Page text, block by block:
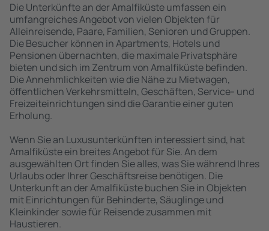
Die Unterkünfte an der Amalfiküste umfassen ein
umfangreiches Angebot von vielen Objekten für
Alleinreisende, Paare, Familien, Senioren und Gruppen.
Die Besucher können in Apartments, Hotels und
Pensionen übernachten, die maximale Privatsphäre
bieten und sich im Zentrum von Amalfiküste befinden.
Die Annehmlichkeiten wie die Nähe zu Mietwagen,
öffentlichen Verkehrsmitteln, Geschäften, Service- und
Freizeiteinrichtungen sind die Garantie einer guten
Erholung.
Wenn Sie an Luxusunterkünften interessiert sind, hat
Amalfiküste ein breites Angebot für Sie. An dem
ausgewählten Ort finden Sie alles, was Sie während Ihres
Urlaubs oder Ihrer Geschäftsreise benötigen. Die
Unterkunft an der Amalfiküste buchen Sie in Objekten
mit Einrichtungen für Behinderte, Säuglinge und
Kleinkinder sowie für Reisende zusammen mit
Haustieren.